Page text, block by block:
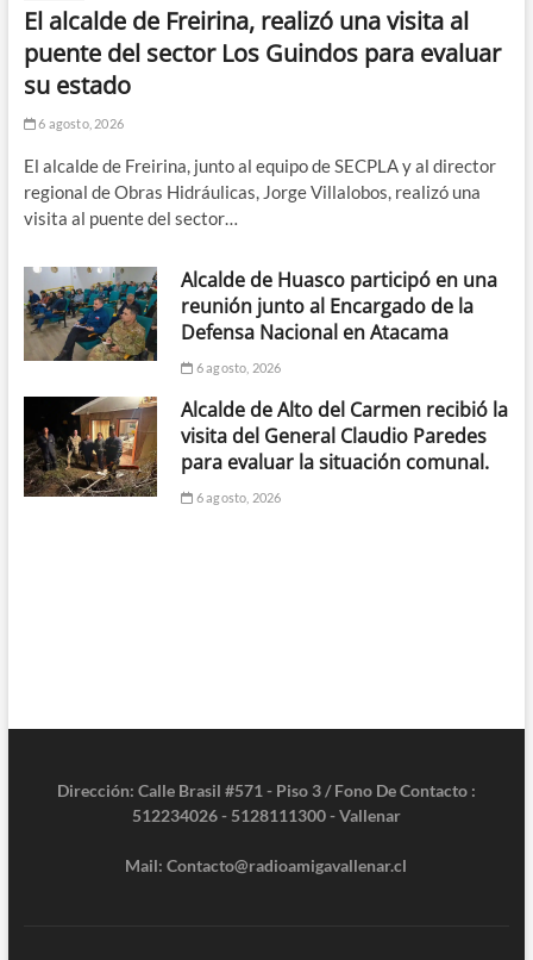
El alcalde de Freirina, realizó una visita al
puente del sector Los Guindos para evaluar
su estado
6 agosto, 2026
El alcalde de Freirina, junto al equipo de SECPLA y al director
regional de Obras Hidráulicas, Jorge Villalobos, realizó una
visita al puente del sector…
Alcalde de Huasco participó en una
reunión junto al Encargado de la
Defensa Nacional en Atacama
6 agosto, 2026
Alcalde de Alto del Carmen recibió la
visita del General Claudio Paredes
para evaluar la situación comunal.
6 agosto, 2026
Dirección: Calle Brasil #571 - Piso 3 / Fono De Contacto :
512234026 - 5128111300 - Vallenar
Mail: Contacto@radioamigavallenar.cl